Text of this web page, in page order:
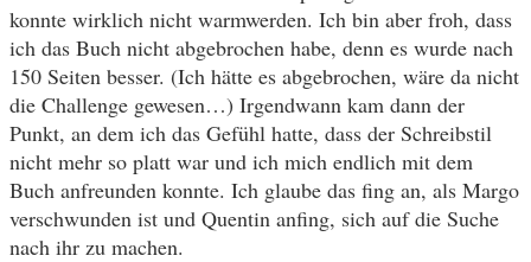
konnte wirklich nicht warmwerden. Ich bin aber froh, dass
ich das Buch nicht abgebrochen habe, denn es wurde nach
150 Seiten besser. (Ich hätte es abgebrochen, wäre da nicht
die Challenge gewesen…) Irgendwann kam dann der
Punkt, an dem ich das Gefühl hatte, dass der Schreibstil
nicht mehr so platt war und ich mich endlich mit dem
Buch anfreunden konnte. Ich glaube das fing an, als Margo
verschwunden ist und Quentin anfing, sich auf die Suche
nach ihr zu machen.